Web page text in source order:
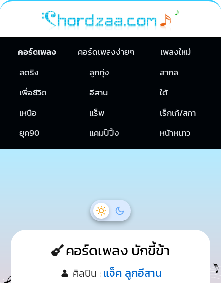
คอร์ดเพลง คอร์ดเพลงง่ายๆ
เพลงใหม่
สตริง
ลูกทุ่ง
สากล
เพื่อชีวิต
อีสาน
ใต้
เหนือ
แร็พ
เร็กเก้/สกา
ยุค90
แคมป์ปิ้ง หน้าหนาว
คอร์ดเพลง บักขี้ข้า
ศิลปิน : แจ็ค ลูกอีสาน